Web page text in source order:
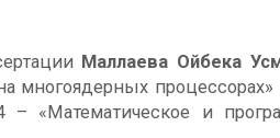
Маллаева Ойбека
многоядерных процессорах»
«Математическое и